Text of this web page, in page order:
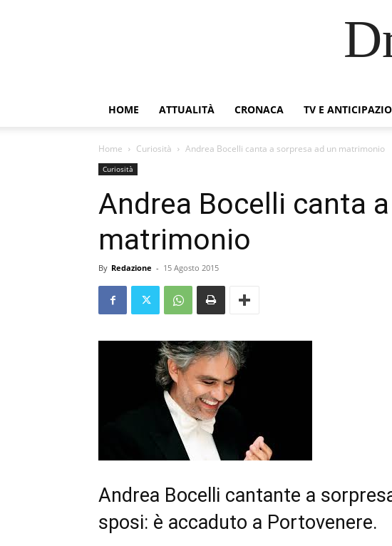
HOME ATTUALITÀ CRONACA TV E
Home Curiosità Andrea Bocelli canta a sorpresa ad un matrimonio
Curiosità
Andrea Bocelli canta
matrimonio
By Redazione - 15 Agosto 2015
Andrea Bocelli cantante a
sposi: è accaduto a Portovenere.